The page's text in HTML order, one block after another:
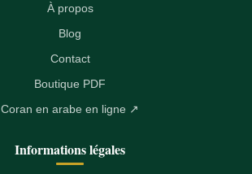
À propos
Blog
Contact
Boutique PDF
Coran en arabe en ligne ↗
Informations légales